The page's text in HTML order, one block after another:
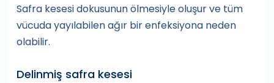
Safra kesesi dokusunun ölmesiyle oluşur ve tüm
vücuda yayılabilen ağır bir enfeksiyona neden
olabilir.
Delinmiş safra kesesi